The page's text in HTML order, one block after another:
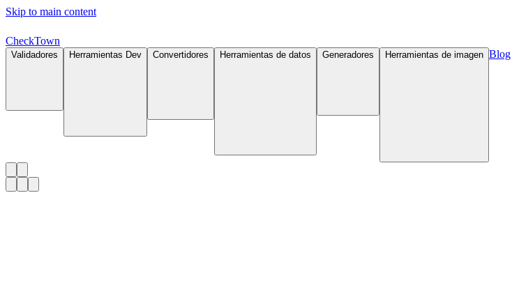
Skip to main content
CheckTown
Validadores Herramientas Dev Convertidores Herramientas de datos Generadores Herramientas de imagen Blog